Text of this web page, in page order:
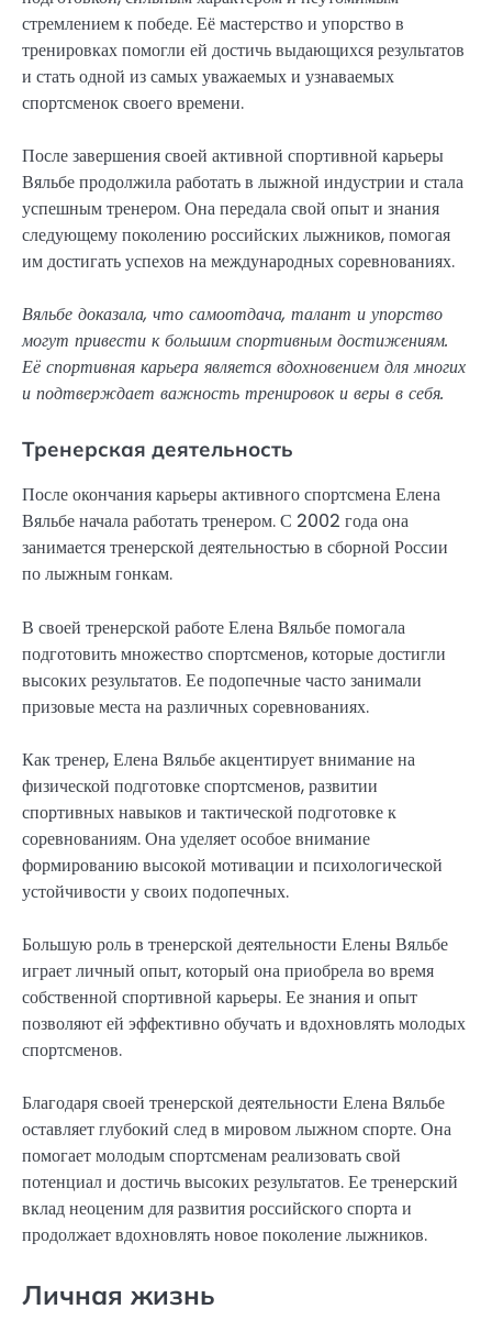
стремлением к победе. Её мастерство и упорство в
тренировках помогли ей достичь выдающихся результатов
и стать одной из самых уважаемых и узнаваемых
спортсменок своего времени.
После завершения своей активной спортивной карьеры
Вяльбе продолжила работать в лыжной индустрии и стала
успешным тренером. Она передала свой опыт и знания
следующему поколению российских лыжников, помогая
им достигать успехов на международных соревнованиях.
Вяльбе доказала, что самоотдача, талант и упорство
могут привести к большим спортивным достижениям.
Её спортивная карьера является вдохновением для многих
и подтверждает важность тренировок и веры в себя.
Тренерская деятельность
После окончания карьеры активного спортсмена Елена
Вяльбе начала работать тренером. С 2002 года она
занимается тренерской деятельностью в сборной России
по лыжным гонкам.
В своей тренерской работе Елена Вяльбе помогала
подготовить множество спортсменов, которые достигли
высоких результатов. Ее подопечные часто занимали
призовые места на различных соревнованиях.
Как тренер, Елена Вяльбе акцентирует внимание на
физической подготовке спортсменов, развитии
спортивных навыков и тактической подготовке к
соревнованиям. Она уделяет особое внимание
формированию высокой мотивации и психологической
устойчивости у своих подопечных.
Большую роль в тренерской деятельности Елены Вяльбе
играет личный опыт, который она приобрела во время
собственной спортивной карьеры. Ее знания и опыт
позволяют ей эффективно обучать и вдохновлять молодых
спортсменов.
Благодаря своей тренерской деятельности Елена Вяльбе
оставляет глубокий след в мировом лыжном спорте. Она
помогает молодым спортсменам реализовать свой
потенциал и достичь высоких результатов. Ее тренерский
вклад неоценим для развития российского спорта и
продолжает вдохновлять новое поколение лыжников.
Личная жизнь